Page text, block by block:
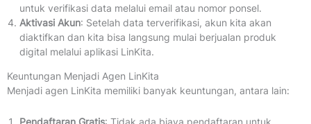
untuk verifikasi data melalui email atau nomor ponsel.
Aktivasi Akun: Setelah data terverifikasi, akun kita akan
diaktifkan dan kita bisa langsung mulai berjualan produk
digital melalui aplikasi LinKita.
Keuntungan Menjadi Agen LinKita
Menjadi agen LinKita memiliki banyak keuntungan, antara lain: